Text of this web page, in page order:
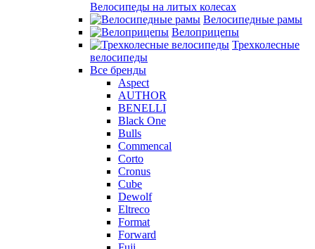
Велосипеды на литых колесах
Велосипедные рамы
Велоприцепы
Трехколесные
велосипеды
Все бренды
Aspect
AUTHOR
BENELLI
Black One
Bulls
Commencal
Corto
Cronus
Cube
Dewolf
Eltreco
Format
Forward